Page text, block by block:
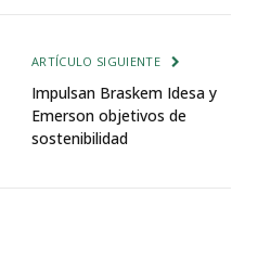
ARTÍCULO SIGUIENTE
Impulsan Braskem Idesa y
Emerson objetivos de
sostenibilidad